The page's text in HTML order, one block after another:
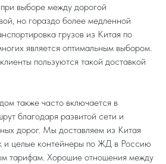
выборе между дорогой
но гораздо более медленной
грузов из Китая по
является оптимальным выбором.
пользуются такой доставкой
также часто включается в
благодаря развитой сети и
дорог. Мы доставляем из Китая
и целые контейнеры по ЖД в Россию
тарифам. Хорошие отношения между